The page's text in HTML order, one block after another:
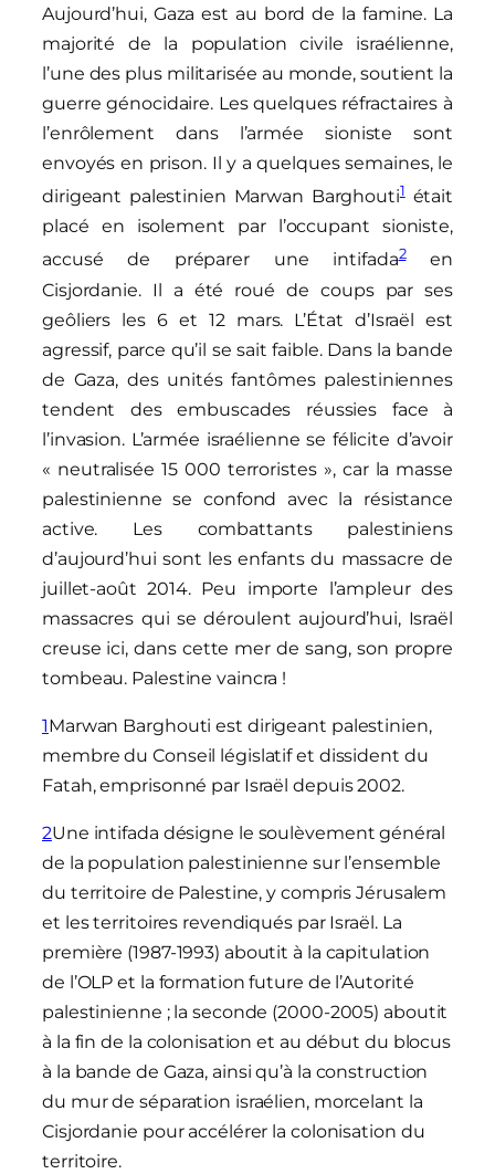
Aujourd’hui, Gaza est au bord de la famine. La
majorité de la population civile israélienne,
l’une des plus militarisée au monde, soutient la
guerre génocidaire. Les quelques réfractaires à
l’enrôlement dans l’armée sioniste sont
envoyés en prison. Il y a quelques semaines, le
dirigeant palestinien Marwan Barghouti1était
placé en isolement par l’occupant sioniste,
accusé de préparer une intifada2en
Cisjordanie. Il a été roué de coups par ses
geôliers les 6 et 12 mars. L’État d’Israël est
agressif, parce qu’il se sait faible. Dans la bande
de Gaza, des unités fantômes palestiniennes
tendent des embuscades réussies face à
l’invasion. L’armée israélienne se félicite d’avoir
« neutralisée 15 000 terroristes », car la masse
palestinienne se confond avec la résistance
active. Les combattants palestiniens
d’aujourd’hui sont les enfants du massacre de
juillet-août 2014. Peu importe l’ampleur des
massacres qui se déroulent aujourd’hui, Israël
creuse ici, dans cette mer de sang, son propre
tombeau. Palestine vaincra !
1Marwan Barghouti est dirigeant palestinien,
membre du Conseil législatif et dissident du
Fatah, emprisonné par Israël depuis 2002.
2Une intifada désigne le soulèvement général
de la population palestinienne sur l’ensemble
du territoire de Palestine, y compris Jérusalem
et les territoires revendiqués par Israël. La
première (1987-1993) aboutit à la capitulation
de l’OLP et la formation future de l’Autorité
palestinienne ; la seconde (2000-2005) aboutit
à la fin de la colonisation et au début du blocus
à la bande de Gaza, ainsi qu’à la construction
du mur de séparation israélien, morcelant la
Cisjordanie pour accélérer la colonisation du
territoire.